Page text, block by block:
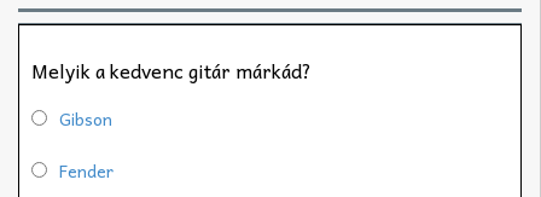
Melyik a kedvenc gitár márkád?
Gibson
Fender